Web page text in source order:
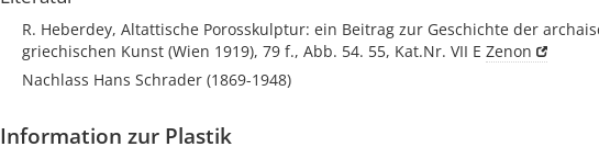
R. Heberdey, Altattische Porosskulptur: ein Beitrag zur Geschichte der
griechischen Kunst (Wien 1919), 79 f., Abb. 54. 55, Kat.Nr. VII E Zenon
Nachlass Hans Schrader (1869-1948)
Information zur Plastik